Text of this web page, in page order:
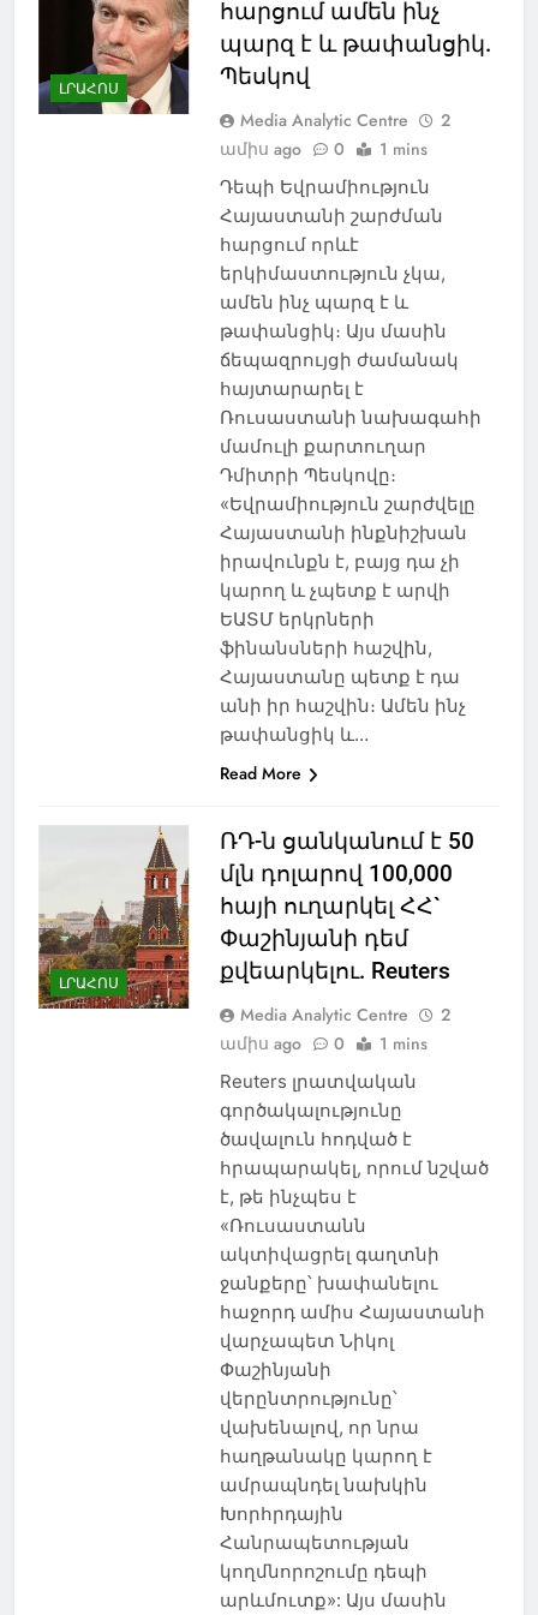
ԼՐԱՀՈՍ
հարցում ամեն ինչ
պարզ է և թափանցիկ.
Պեսկով
Media Analytic Centre
2
ամիս ago
0 1 mins
Դեպի Եվրամիություն
Հայաստանի շարժման
հարցում որևէ
երկիմաստություն չկա,
ամեն ինչ պարզ է և
թափանցիկ։ Այս մասին
ճեպազրույցի ժամանակ
հայտարարել է
Ռուսաստանի նախագահի
մամուլի քարտուղար
Դմիտրի Պեսկովը։
«Եվրամիություն շարժվելը
Հայաստանի ինքնիշխան
իրավունքն է, բայց դա չի
կարող և չպետք է արվի
ԵԱՏՄ երկրների
ֆինանսների հաշվին,
Հայաստանը պետք է դա
անի իր հաշվին։ Ամեն ինչ
թափանցիկ և…
Read More
ԼՐԱՀՈՍ
ՌԴ-ն ցանկանում է 50
մլն դոլարով 100,000
հայի ուղարկել ՀՀ`
Փաշինյանի դեմ
քվեարկելու. Reuters
Media Analytic Centre
2
ամիս ago
0 1 mins
Reuters լրատվական
գործակալությունը
ծավալուն հոդված է
հրապարակել, որում նշված
է, թե ինչպես է
«Ռուսաստանն
ակտիվացրել գաղտնի
ջանքերը՝ խափանելու
հաջորդ ամիս Հայաստանի
վարչապետ Նիկոլ
Փաշինյանի
վերընտրությունը՝
վախենալով, որ նրա
հաղթանակը կարող է
ամրապնդել նախկին
Խորհրդային
Հանրապետության
կողմնորոշումը դեպի
արևմուտք»: Այս մասին